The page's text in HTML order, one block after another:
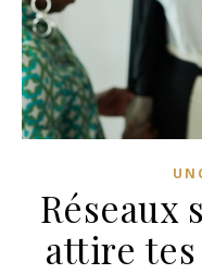
Réseaux
attire